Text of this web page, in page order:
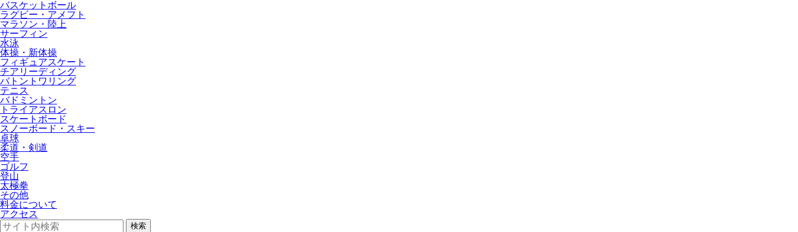
バスケットボール
ラグビー・アメフト
マラソン・陸上
サーフィン
水泳
体操・新体操
フィギュアスケート
チアリーディング
バトントワリング
テニス
バドミントン
トライアスロン
スケートボード
スノーボード・スキー
卓球
柔道・剣道
空手
ゴルフ
登山
太極拳
その他
料金について
アクセス
検索